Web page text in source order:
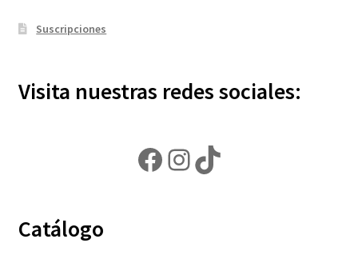
Suscripciones
Visita nuestras redes sociales:
Facebook
Instagram
TikTok
Catálogo